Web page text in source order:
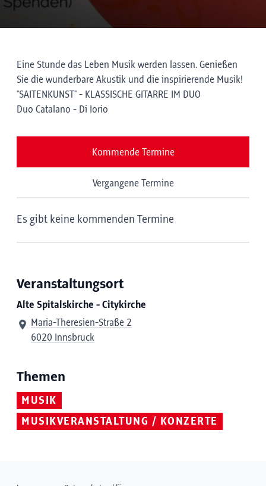
Eine Stunde das Leben Musik werden lassen. Genießen
Sie die wunderbare Akustik und die inspirierende Musik!
"SAITENKUNST" - KLASSISCHE GITARRE IM DUO
Duo Catalano - Di Iorio
Kommende Termine
Vergangene Termine
Es gibt keine kommenden Termine
Veranstaltungsort
Alte Spitalskirche - Citykirche
Maria-Theresien-Straße 2
6020 Innsbruck
Themen
MUSIK
MUSIKVERANSTALTUNG / KONZERTE